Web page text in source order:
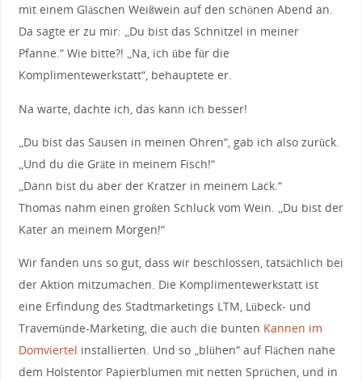
mit einem Gläschen Weißwein auf den schönen Abend an.
Da sagte er zu mir: „Du bist das Schnitzel in meiner
Pfanne.“ Wie bitte?! „Na, ich übe für die
Komplimentewerkstatt“, behauptete er.
Na warte, dachte ich, das kann ich besser!
„Du bist das Sausen in meinen Ohren“, gab ich also zurück.
„Und du die Gräte in meinem Fisch!“
„Dann bist du aber der Kratzer in meinem Lack.“
Thomas nahm einen großen Schluck vom Wein. „Du bist der
Kater an meinem Morgen!“
Wir fanden uns so gut, dass wir beschlossen, tatsächlich bei
der Aktion mitzumachen. Die Komplimentewerkstatt ist
eine Erfindung des Stadtmarketings LTM, Lübeck- und
Travemünde-Marketing, die auch die bunten Kannen im
Domviertel installierten. Und so „blühen“ auf Flächen nahe
dem Holstentor Papierblumen mit netten Sprüchen, und in